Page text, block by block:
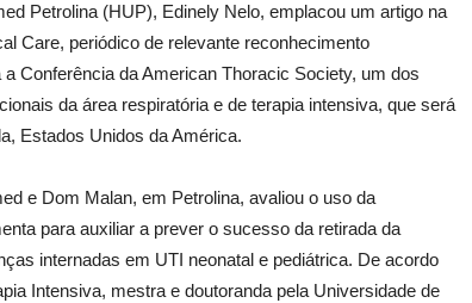
Petrolina (HUP), Edinely Nelo, emplacou um artigo na
Care, periódico de relevante reconhecimento
Conferência da American Thoracic Society, um dos
da área respiratória e de terapia intensiva, que será
Estados Unidos da América.
e Dom Malan, em Petrolina, avaliou o uso da
para auxiliar a prever o sucesso da retirada da
internadas em UTI neonatal e pediátrica. De acordo
Intensiva, mestra e doutoranda pela Universidade de